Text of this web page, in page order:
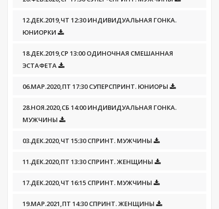
12.ДЕК.2019,ЧТ 12:30 ИНДИВИДУАЛЬНАЯ ГОНКА.
ЮНИОРКИ
18.ДЕК.2019,СР 13:00 ОДИНОЧНАЯ СМЕШАННАЯ
ЭСТАФЕТА
06.МАР.2020,ПТ 17:30 СУПЕРСПРИНТ. ЮНИОРЫ
28.НОЯ.2020,СБ 14:00 ИНДИВИДУАЛЬНАЯ ГОНКА.
МУЖЧИНЫ
03.ДЕК.2020,ЧТ 15:30 СПРИНТ. МУЖЧИНЫ
11.ДЕК.2020,ПТ 13:30 СПРИНТ. ЖЕНЩИНЫ
17.ДЕК.2020,ЧТ 16:15 СПРИНТ. МУЖЧИНЫ
19.МАР.2021,ПТ 14:30 СПРИНТ. ЖЕНЩИНЫ